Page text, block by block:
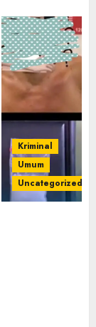
Kriminal
Umum
Uncategorized